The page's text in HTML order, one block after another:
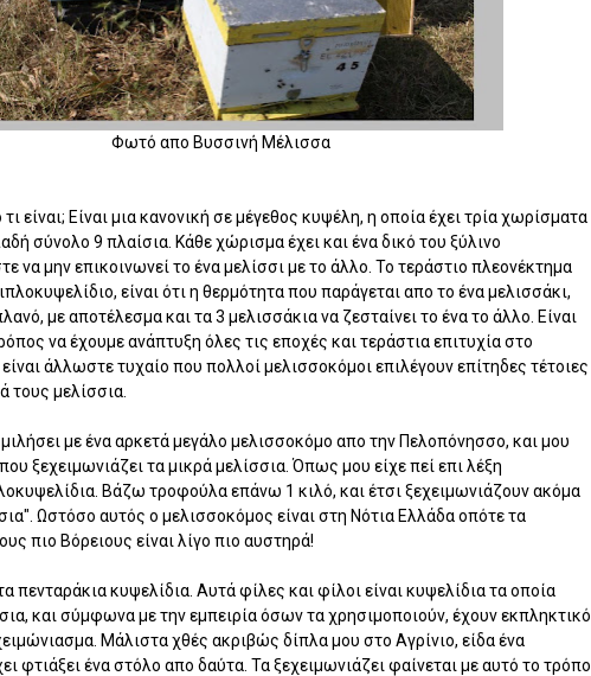
Φωτό απο Βυσσινή Μέλισσα
είναι; Είναι μια κανονική σε μέγεθος κυψέλη, η οποία έχει τρία χωρίσματα
σύνολο 9 πλαίσια. Κάθε χώρισμα έχει και ένα δικό του ξύλινο
να μην επικοινωνεί το ένα μελίσσι με το άλλο. Το τεράστιο πλεονέκτημα
είναι ότι η θερμότητα που παράγεται απο το ένα μελισσάκι,
με αποτέλεσμα και τα 3 μελισσάκια να ζεσταίνει το ένα το άλλο. Είναι
να έχουμε ανάπτυξη όλες τις εποχές και τεράστια επιτυχία στο
άλλωστε τυχαίο που πολλοί μελισσοκόμοι επιλέγουν επίτηδες τέτοιες
τους μελίσσια.
με ένα αρκετά μεγάλο μελισσοκόμο απο την Πελοπόνησσο, και μου
ξεχειμωνιάζει τα μικρά μελίσσια. Όπως μου είχε πεί επι λέξη
Βάζω τροφούλα επάνω 1 κιλό, και έτσι ξεχειμωνιάζουν ακόμα
Ωστόσο αυτός ο μελισσοκόμος είναι στη Νότια Ελλάδα οπότε τα
πιο Βόρειους είναι λίγο πιο αυστηρά!
πενταράκια κυψελίδια. Αυτά φίλες και φίλοι είναι κυψελίδια τα οποία
και σύμφωνα με την εμπειρία όσων τα χρησιμοποιούν, έχουν εκπληκτικό
Μάλιστα χθές ακριβώς δίπλα μου στο Αγρίνιο, είδα ένα
φτιάξει ένα στόλο απο δαύτα. Τα ξεχειμωνιάζει φαίνεται με αυτό το τρόπο